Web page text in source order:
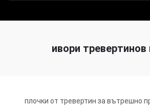
ивори тревертинов
плочки от тревертин за вътрешно